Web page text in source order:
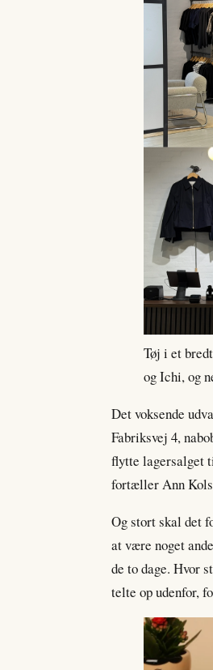
Tøj i et
og Ichi, og
Det voksende
Fabriksvej 4,
flytte lagersalget
fortæller Ann
Og stort skal det
at være noget
de to dage. Hvor
telte op udenfor,